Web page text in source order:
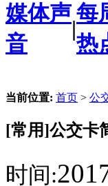
媒体声
音
|
每
热
当前位置: 首页 > 公
[常用]公交卡
时间: